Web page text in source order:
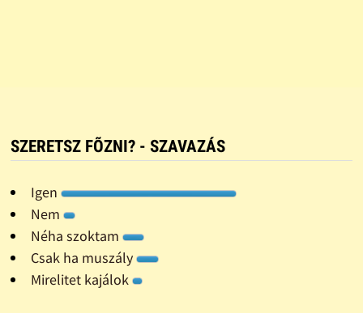
SZERETSZ FÕZNI? - SZAVAZÁS
Igen
Nem
Néha szoktam
Csak ha muszály
Mirelitet kajálok